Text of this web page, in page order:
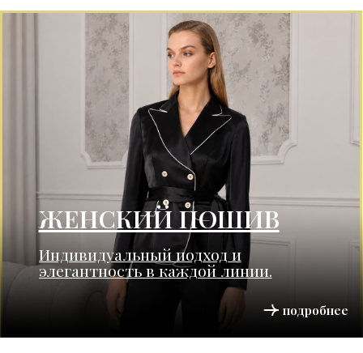
LookBook женского гардероба от
стилиста салона Suit Factory
ЖЕНСКИЙ КАТАЛОГ
подробнее